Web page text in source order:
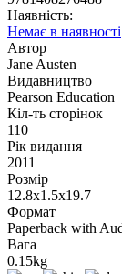
Наявність:
Немає в наявності
Автор
Jane Austen
Видавництво
Pearson Education
Кіл-ть сторінок
110
Рік видання
2011
Розмір
12.8x1.5x19.7
Формат
Paperback with
Вага
0.15kg